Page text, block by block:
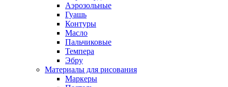
Аэрозольные
Гуашь
Контуры
Масло
Пальчиковые
Темпера
Эбру
Материалы для рисования
Маркеры